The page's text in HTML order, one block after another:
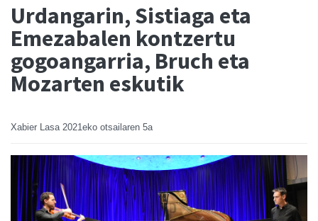
Urdangarin, Sistiaga eta
Emezabalen kontzertu
gogoangarria, Bruch eta
Mozarten eskutik
Xabier Lasa 2021eko otsailaren 5a